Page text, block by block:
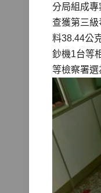
分局組成
查獲第三
料38.44公
鈔機1台等
等檢察署選